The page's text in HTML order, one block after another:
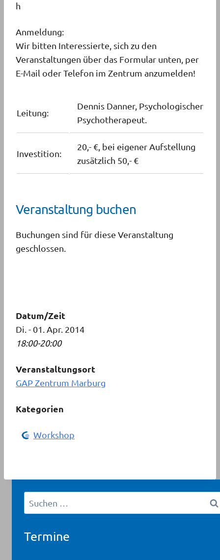
h
Anmeldung:
Wir bitten Interessierte, sich zu den
Veranstaltungen über das Formular unten, per
E-Mail oder Telefon im Zentrum anzumelden!
Leitung:
Dennis Danner, Psychologischer
Psychotherapeut.
Investition:
20,- €, bei eigener Aufstellung
zusätzlich 50,- €
Veranstaltung buchen
Buchungen sind für diese Veranstaltung
geschlossen.
Datum/Zeit
Di. - 01. Apr. 2014
18:00-20:00
Veranstaltungsort
GAP Zentrum Marburg
Kategorien
Workshop
Suchen
nach:
Termine